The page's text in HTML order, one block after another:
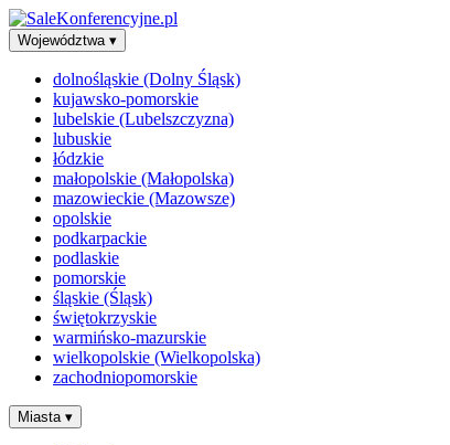
Województwa ▾
dolnośląskie (Dolny Śląsk)
kujawsko-pomorskie
lubelskie (Lubelszczyzna)
lubuskie
łódzkie
małopolskie (Małopolska)
mazowieckie (Mazowsze)
opolskie
podkarpackie
podlaskie
pomorskie
śląskie (Śląsk)
świętokrzyskie
warmińsko-mazurskie
wielkopolskie (Wielkopolska)
zachodniopomorskie
Miasta ▾